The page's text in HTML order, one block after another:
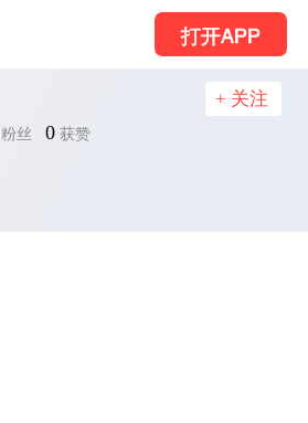
打开APP
粉丝 0 获赞
+ 关注